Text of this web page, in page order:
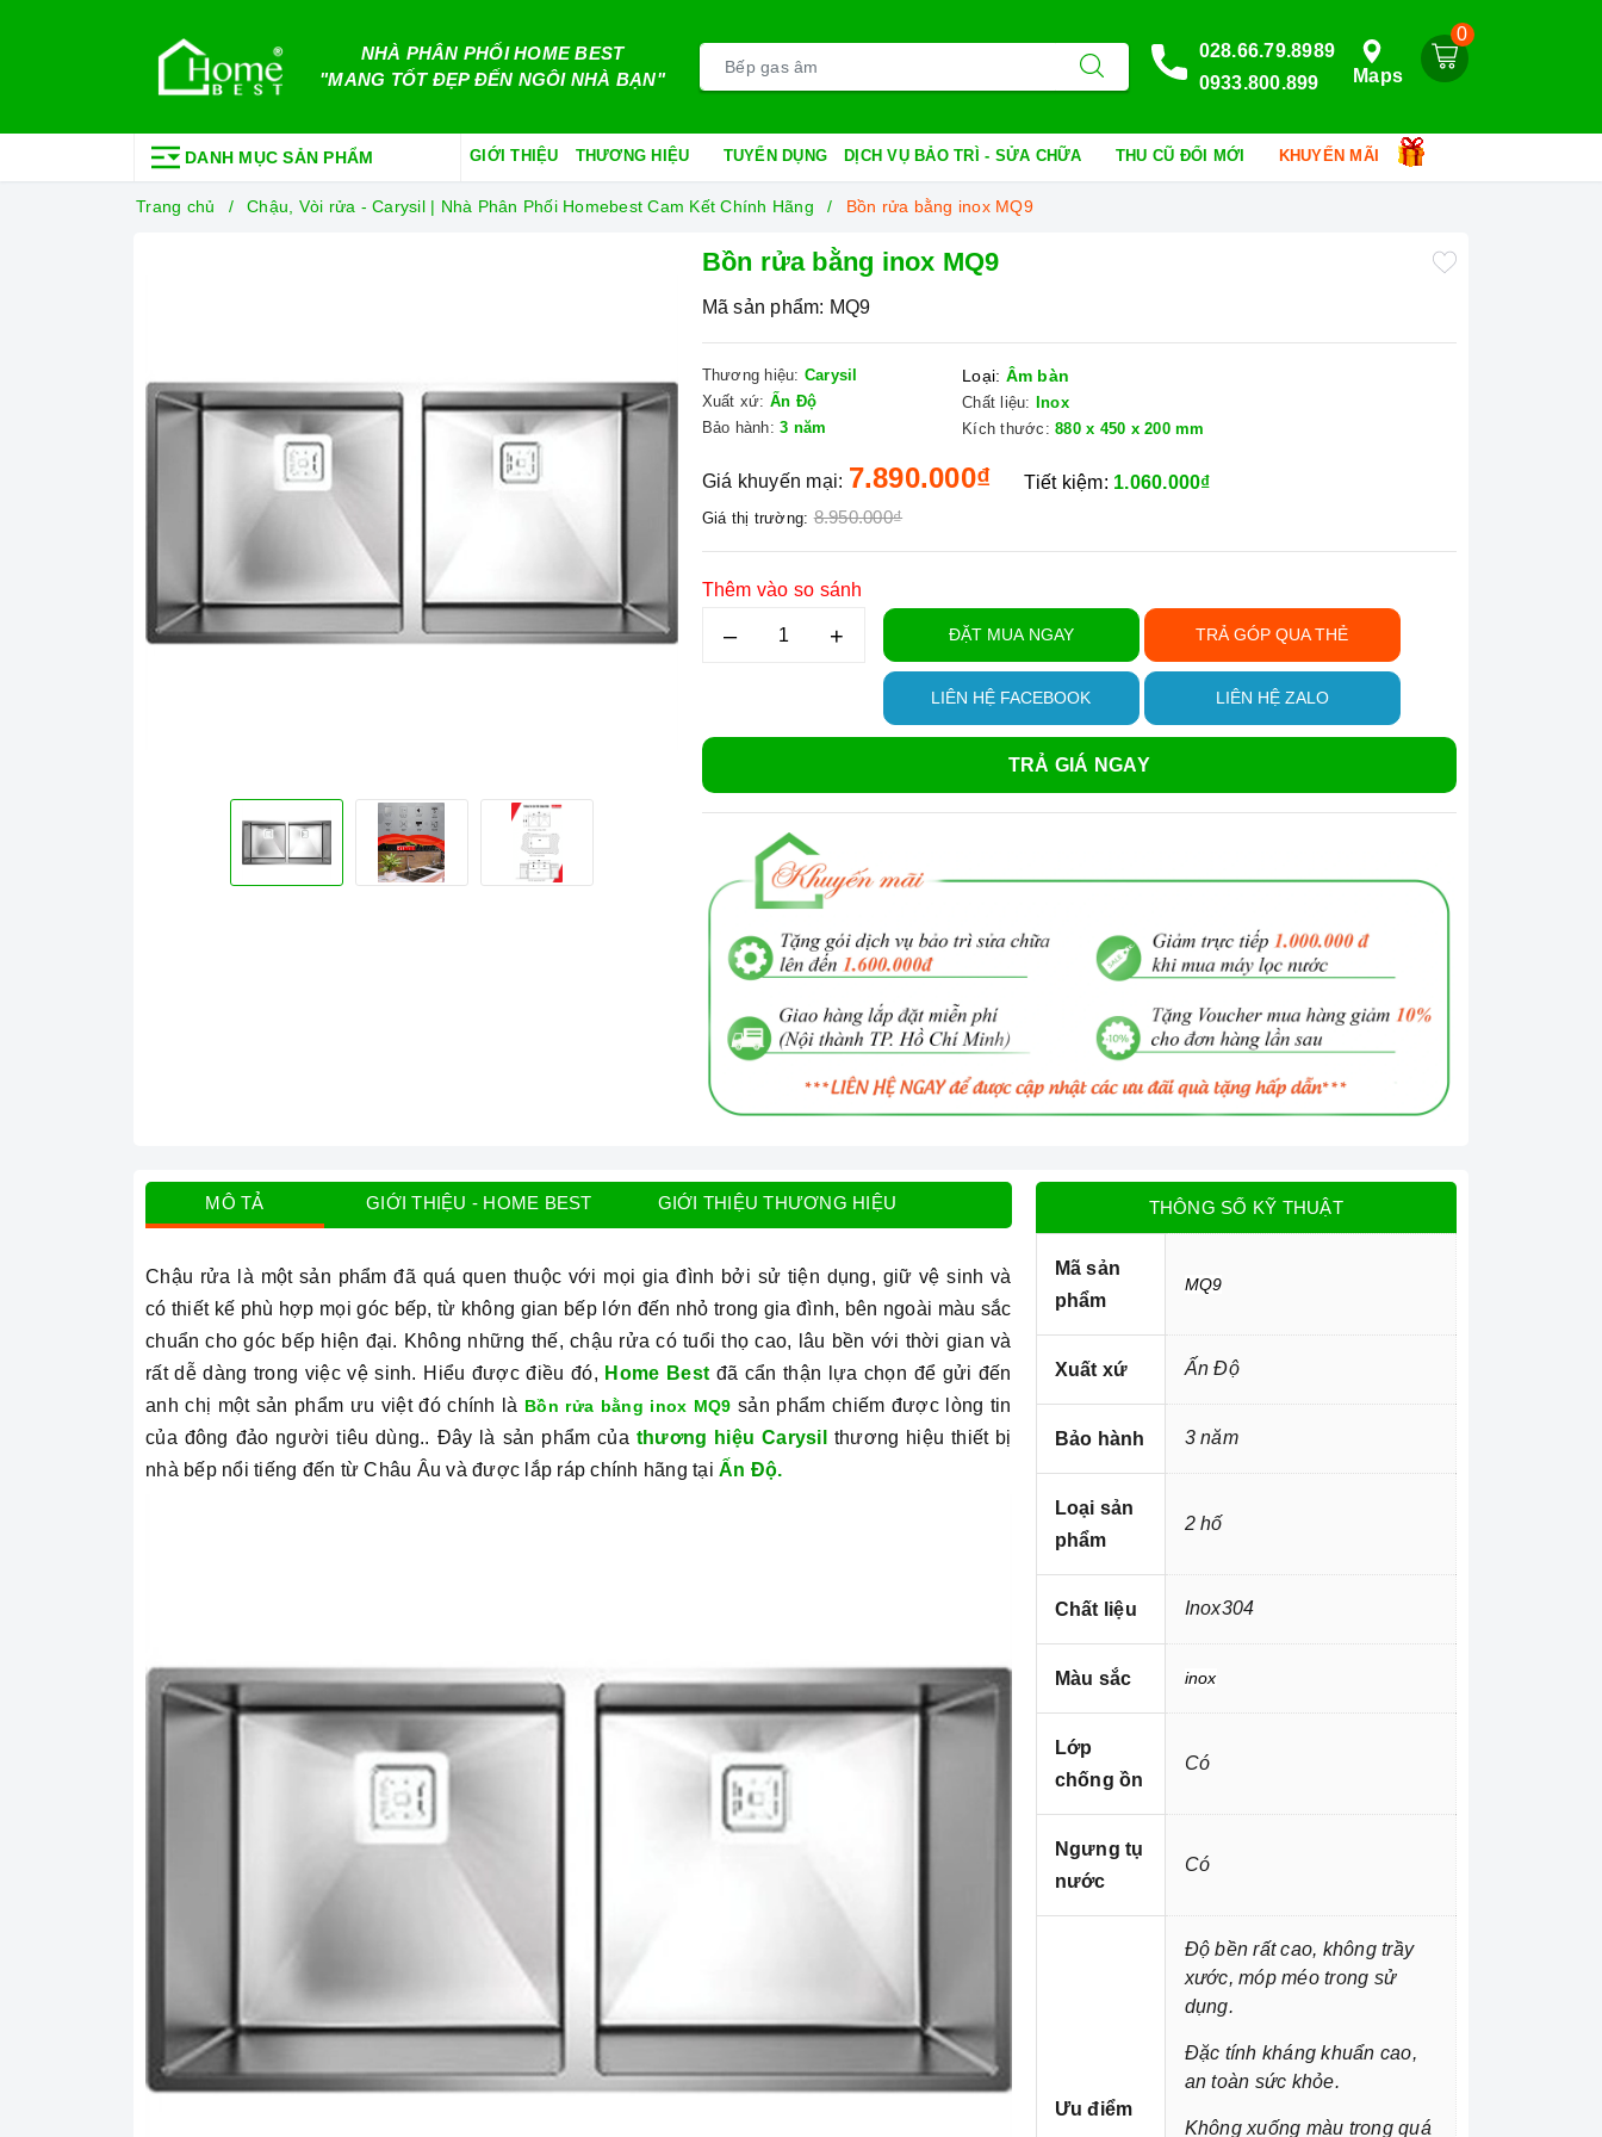
NHÀ PHÂN PHỐI HOME BEST
"MANG TỐT ĐẸP ĐẾN NGÔI NHÀ BẠN"
0
Maps
028.66.79.8989
0933.800.899
DANH MỤC SẢN PHẨM GIỚI THIỆU THƯƠNG HIỆU TUYỂN DỤNG DỊCH VỤ BẢO TRÌ - SỬA CHỮA THU CŨ ĐỔI MỚI KHUYẾN MÃI
Trang chủ Chậu, Vòi rửa - Carysil | Nhà Phân Phối Homebest Cam Kết Chính Hãng Bồn rửa bằng inox MQ9
Bồn rửa bằng inox MQ9
Mã sản phẩm: MQ9
Thương hiệu: Carysil
Xuất xứ: Ấn Độ
Bảo hành: 3 năm
Loại: Âm bàn
Chất liệu:
Inox
Kích thước: 880 x 450 x 200 mm
Giá khuyến mại: 7.890.000₫
Giá thị trường: 8.950.000₫
Tiết kiệm: 1.060.000₫
Thêm vào so sánh
– + ĐẶT MUA NGAY TRẢ GÓP QUA THẺ
LIÊN HỆ FACEBOOK LIÊN HỆ ZALO
TRẢ GIÁ NGAY
MÔ TẢ GIỚI THIỆU - HOME BEST GIỚI THIỆU THƯƠNG HIỆU
Chậu rửa là một sản phẩm đã quá quen thuộc với mọi gia đình bởi sử tiện dụng, giữ vệ sinh và
có thiết kế phù hợp mọi góc bếp, từ không gian bếp lớn đến nhỏ trong gia đình, bên ngoài màu sắc
chuẩn cho góc bếp hiện đại. Không những thế, chậu rửa có tuổi thọ cao, lâu bền với thời gian và
rất dễ dàng trong việc vệ sinh. Hiểu được điều đó, Home Best đã cẩn thận lựa chọn để gửi đến
anh chị một sản phẩm ưu việt đó chính là Bồn rửa bằng inox MQ9sản phẩm chiếm được lòng tin
của đông đảo người tiêu dùng.. Đây là sản phẩm của thương hiệu Carysil
thương hiệu thiết bị
nhà bếp nổi tiếng đến từ Châu Âu và được lắp ráp chính hãng tại Ấn Độ.
THÔNG SỐ KỸ THUẬT
Mã sản
phẩm
MQ9
Xuất xứ Ấn Độ
Bảo hành 3 năm
Loại sản
phẩm
2 hố
Chất liệu Inox304
Màu sắc inox
Lớp
chống ồn
Có
Ngưng tụ
nước
Có
Ưu điểm
Độ bền rất cao, không trầy
xước, móp méo trong sử
dụng.
Đặc tính kháng khuẩn cao,
an toàn sức khỏe.
Không xuống màu trong quá